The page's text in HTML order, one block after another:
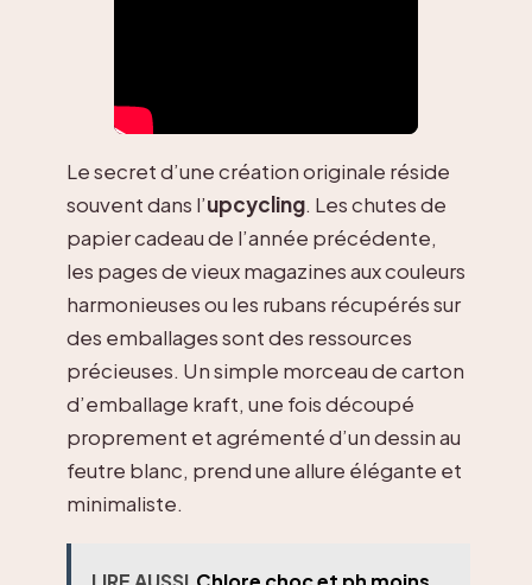
Le secret d’une création originale réside
souvent dans l’upcycling. Les chutes de
papier cadeau de l’année précédente,
les pages de vieux magazines aux couleurs
harmonieuses ou les rubans récupérés sur
des emballages sont des ressources
précieuses. Un simple morceau de carton
d’emballage kraft, une fois découpé
proprement et agrémenté d’un dessin au
feutre blanc, prend une allure élégante et
minimaliste.